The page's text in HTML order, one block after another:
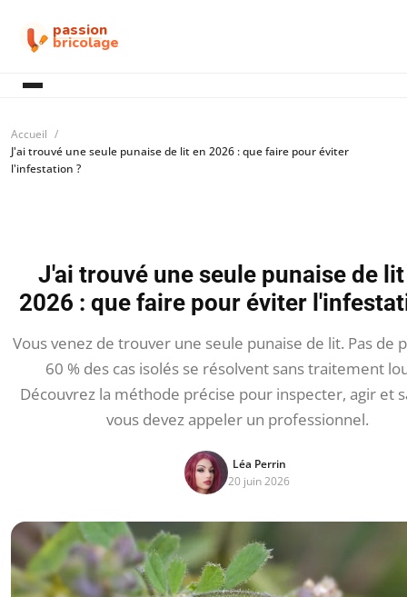
passion
bricolage
Accueil
J'ai trouvé une seule punaise de lit en 2026 : que faire pour éviter
l'infestation ?
J'ai trouvé une seule punaise de
2026 : que faire pour éviter
Vous venez de trouver une seule punaise de lit. Pas de
60 % des cas isolés se résolvent sans traitement
Découvrez la méthode précise pour inspecter, agir et
vous devez appeler un professionnel.
Léa Perrin
20 juin 2026